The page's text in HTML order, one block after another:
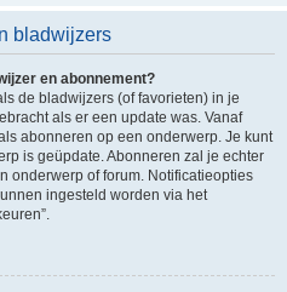
bladwijzers
en abonnement?
de bladwijzers (of favorieten) in je
als er een update was. Vanaf
abonneren op een onderwerp. Je kunt
is geüpdate. Abonneren zal je echter
onderwerp of forum. Notificatieopties
ingesteld worden via het